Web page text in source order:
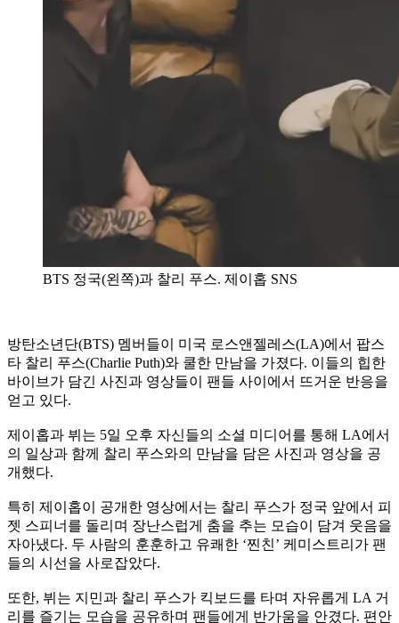
BTS 정국(왼쪽)과 찰리 푸스. 제이홉 SNS
방탄소년단(BTS) 멤버들이 미국 로스앤젤레스(LA)에서 팝스
타 찰리 푸스(Charlie Puth)와 쿨한 만남을 가졌다. 이들의 힙한
바이브가 담긴 사진과 영상들이 팬들 사이에서 뜨거운 반응을
얻고 있다.
제이홉과 뷔는 5일 오후 자신들의 소셜 미디어를 통해 LA에서
의 일상과 함께 찰리 푸스와의 만남을 담은 사진과 영상을 공
개했다.
특히 제이홉이 공개한 영상에서는 찰리 푸스가 정국 앞에서 피
젯 스피너를 돌리며 장난스럽게 춤을 추는 모습이 담겨 웃음을
자아냈다. 두 사람의 훈훈하고 유쾌한 ‘찐친’ 케미스트리가 팬
들의 시선을 사로잡았다.
또한, 뷔는 지민과 찰리 푸스가 킥보드를 타며 자유롭게 LA 거
리를 즐기는 모습을 공유하며 팬들에게 반가움을 안겼다. 편안